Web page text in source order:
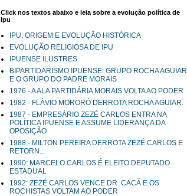
Click nos textos abaixo e leia sobre a evolução política de
Ipu
IPU, ORIGEM E EVOLUÇÃO HISTÓRICA
EVOLUÇÃO RELIGIOSA DE IPU
IPUENSE ILUSTRES
BIPARTIDARISMO IPUENSE: GRUPO ROCHA AGUIAR
E O GRUPO DO PADRE MORAIS
1976 - A ALA PARTIDÁRIA MORAIS VOLTA AO PODER
1982 - FLÁVIO MORORÓ DERROTA ROCHA AGUIAR.
1987 - EMPRESÁRIO ZEZÉ CARLOS ENTRA NA
POLÍTICA IPUENSE E ASSUME LIDERANÇA DA
OPOSIÇÃO
1988 - MILTON PEREIRA DERROTA ZEZÉ CARLOS E
RETORN...
1990: MARCELO CARLOS É ELEITO DEPUTADO
ESTADUAL
1992: ZEZÉ CARLOS VENCE DR. CACÁ E OS
ROCHISTAS VOLTAM AO PODER